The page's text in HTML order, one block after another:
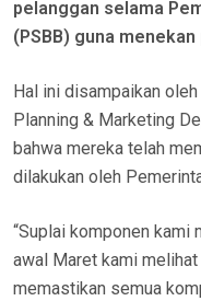
pelanggan selama
(PSBB) guna
Hal ini disampaikan
Planning & Marketing
bahwa mereka telah
dilakukan oleh
“Suplai komponen kami
awal Maret kami
memastikan semua